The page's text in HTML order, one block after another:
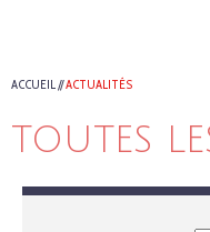
ACCUEIL//ACTUALITÉS
TOUTES